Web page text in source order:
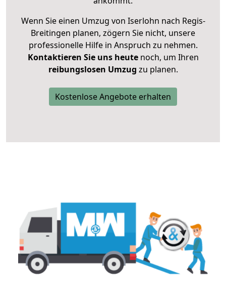
Wenn Sie einen Umzug von Iserlohn nach Regis-
Breitingen planen, zögern Sie nicht, unsere
professionelle Hilfe in Anspruch zu nehmen.
Kontaktieren Sie uns heutenoch, um Ihren
reibungslosen Umzug zu planen.
Kostenlose Angebote erhalten